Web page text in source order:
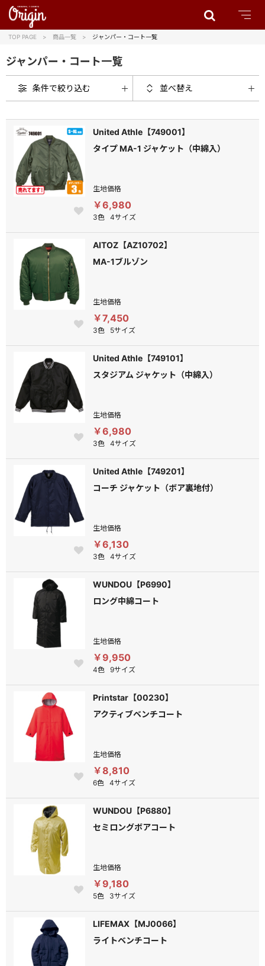
TOP PAGE 商品一覧 ジャンパー・コート一覧
ジャンパー・コート一覧
条件で絞り込む 並べ替え
United Athle【749001】
タイプ MA-1 ジャケット（中綿入）
生地価格
￥6,980
3色 4サイズ
AITOZ【AZ10702】
MA-1ブルゾン
生地価格
￥7,450
3色 5サイズ
United Athle【749101】
スタジアム ジャケット（中綿入）
生地価格
￥6,980
3色 4サイズ
United Athle【749201】
コーチ ジャケット（ボア裏地付）
生地価格
￥6,130
3色 4サイズ
WUNDOU【P6990】
ロング中綿コート
生地価格
￥9,950
4色 9サイズ
Printstar【00230】
アクティブベンチコート
生地価格
￥8,810
6色 4サイズ
WUNDOU【P6880】
セミロングボアコート
生地価格
￥9,180
5色 3サイズ
LIFEMAX【MJ0066】
ライトベンチコート